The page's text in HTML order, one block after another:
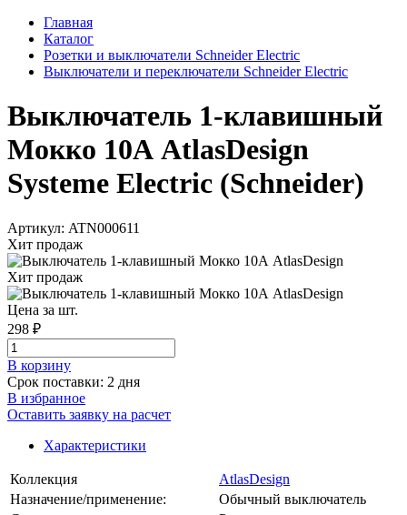
Главная
Каталог
Розетки и выключатели Schneider Electric
Выключатели и переключатели Schneider Electric
Выключатель 1-клавишный
Мокко 10А AtlasDesign
Systeme Electric (Schneider)
Артикул: ATN000611
Хит продаж
Хит продаж
Цена за шт.
298 ₽
В корзинy
Срок поставки: 2 дня
В избранное
Оставить заявку на расчет
Характеристики
Коллекция
AtlasDesign
Назначение/применение:
Обычный выключатель